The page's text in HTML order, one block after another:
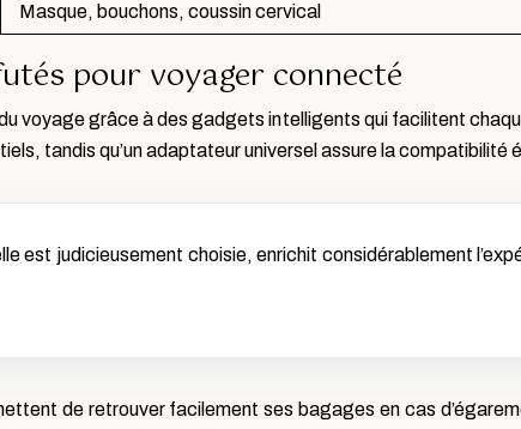
Masque, bouchons, coussin cervical
pour voyager connecté
du voyage grâce à des gadgets intelligents qui facilitent
tandis qu’un adaptateur universel assure la
est judicieusement choisie, enrichit considérablement
de retrouver facilement ses bagages en cas